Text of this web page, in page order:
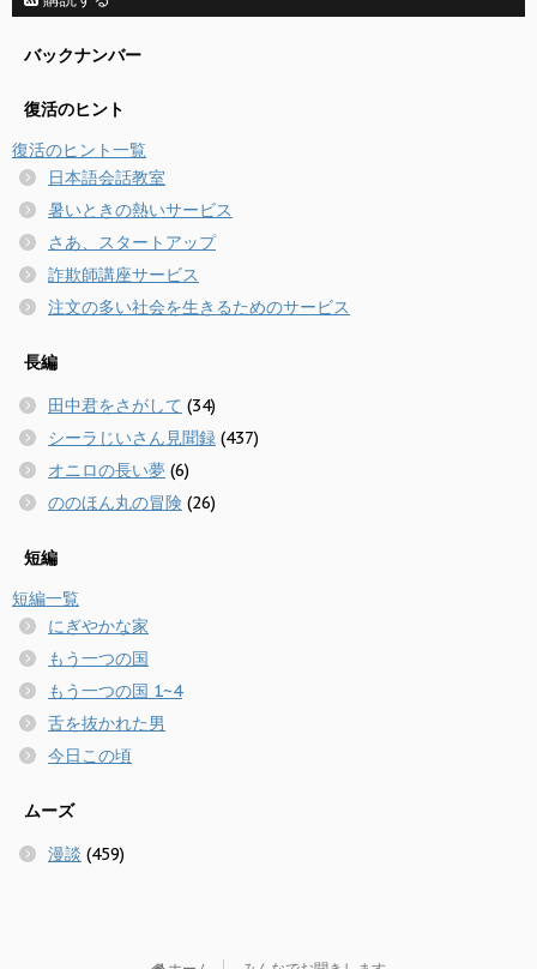
バックナンバー
復活のヒント
復活のヒント一覧
日本語会話教室
暑いときの熱いサービス
さあ、スタートアップ
詐欺師講座サービス
注文の多い社会を生きるためのサービス
長編
田中君をさがして (34)
シーラじいさん見聞録 (437)
オニロの長い夢 (6)
ののほん丸の冒険 (26)
短編
短編一覧
にぎやかな家
もう一つの国
もう一つの国 1~4
舌を抜かれた男
今日この頃
ムーズ
漫談 (459)